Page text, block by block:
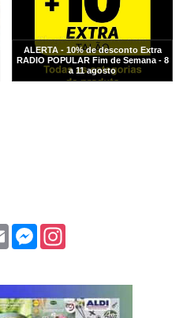
ALERTA - 10% de desconto Extra
RADIO POPULAR Fim de Semana - 8
a 11 agosto
Email Messenger